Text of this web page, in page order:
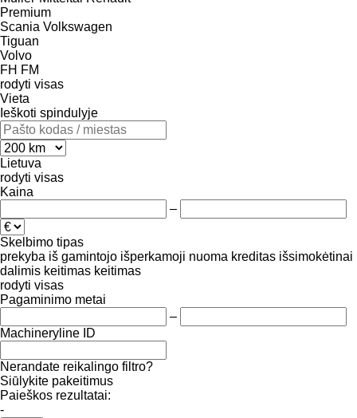
Premium
Scania Volkswagen
Tiguan
Volvo
FH FM
rodyti visas
Vieta
Ieškoti spindulyje
Lietuva
rodyti visas
Kaina
–
Skelbimo tipas
prekyba iš gamintojo išperkamoji nuoma kreditas išsimokėtinai
dalimis keitimas keitimas
rodyti visas
Pagaminimo metai
–
Machineryline ID
Nerandate reikalingo filtro?
Siūlykite pakeitimus
Paieškos rezultatai:
-